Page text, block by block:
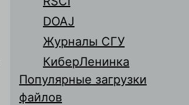
DOAJ
Журналы СГУ
КиберЛенинка
Популярные загрузки
файлов